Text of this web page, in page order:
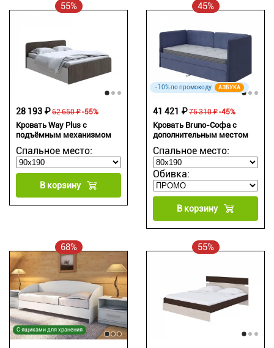
55%
Кровать Way Plus с
подъёмным механизмом
Спальное место:
62 650 ₽
28 193 ₽ -55%
В корзину
45%
-10% по промокоду АЗБУКА
Кровать Bruno-Софа с
дополнительным местом
Спальное место:
Обивка:
75 310 ₽
41 421 ₽ -45%
В корзину
68%
С ящиками для хранения
55%